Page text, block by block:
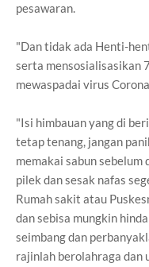
pesawaran.
"Dan tidak ada Henti-
serta mensosialisasikan
mewaspadai virus
"Isi himbauan yang di
tetap tenang, jangan
memakai sabun
pilek dan sesak nafas
Rumah sakit atau
dan sebisa mungkin
seimbang dan
rajinlah berolahraga